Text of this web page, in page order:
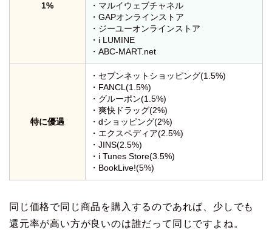
1%
・マルイウェブチャネル
・GAPオンラインストア
・ジーユーオンラインストア
・i LUMINE
・ABC-MART.net
特に優遇
・セブンネットショッピング(1.5%)
・FANCL(1.5%)
・グルーポン(1.5%)
・爽快ドラッグ(2%)
・dショッピング(2%)
・エクスペディア(2.5%)
・JINS(2.5%)
・i Tunes Store(3.5%)
・BookLive!(5%)
同じ価格で同じ商品を購入するのであれば、少しでも
還元率が高い方が良いのは誰だって同じですよね。